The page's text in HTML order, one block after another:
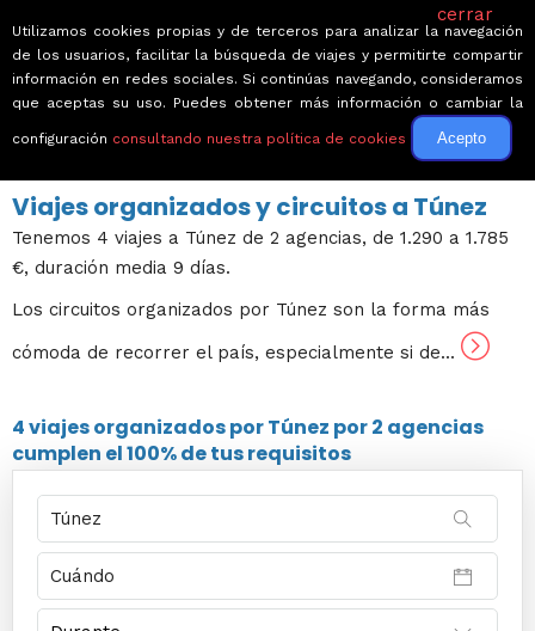
← Volver a Circuitos por África
Viajes organizados y circuitos a Túnez
Tenemos 4 viajes a Túnez de 2 agencias, de 1.290 a 1.785
€, duración media 9 días.
Los circuitos organizados por Túnez son la forma más
cómoda de recorrer el país, especialmente si de...
4 viajesorganizados por Túnez por2 agencias
cumplen el 100% de tus requisitos
cerrar
Utilizamos cookies propias y de terceros para analizar la navegación
de los usuarios, facilitar la búsqueda de viajes y permitirte compartir
información en redes sociales. Si continúas navegando, consideramos
que aceptas su uso. Puedes obtener más información o cambiar la
configuración consultando nuestra política de cookies Acepto